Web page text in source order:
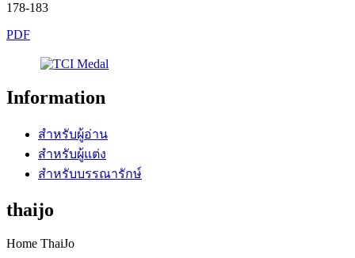
178-183
PDF
Information
สำหรับผู้อ่าน
สำหรับผู้แต่ง
สำหรับบรรณารักษ์
thaijo
Home ThaiJo